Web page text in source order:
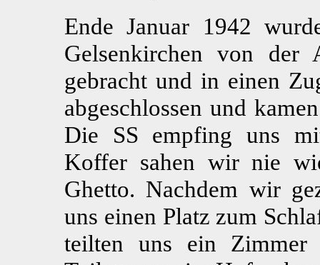
Ende Januar 1942
Gelsenkirchen von der
gebracht und in einen
abgeschlossen und
Die SS empfing uns
Koffer sahen wir nie
Ghetto. Nachdem wir
uns einen Platz zum
teilten uns ein Zimmer